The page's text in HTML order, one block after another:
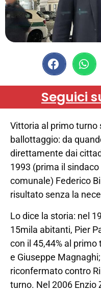
Seguici
Vittoria al primo turno
ballottaggio: da
direttamente dai
1993 (prima il
comunale) Federico
risultato senza la
Lo dice la storia: nel
15mila abitanti, Pier
con il 45,44% al
e Giuseppe
riconfermato contro
turno. Nel 2006 Enzio